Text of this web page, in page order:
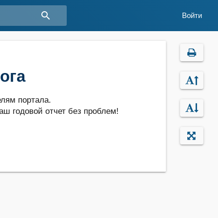
search Войти
портала.
годовой отчет без проблем!